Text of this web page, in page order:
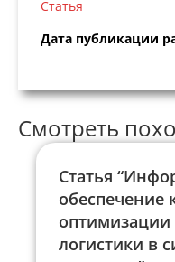
Статья
Дата публикации
Смотреть
Статья
обеспечение
оптимизации
логистики в